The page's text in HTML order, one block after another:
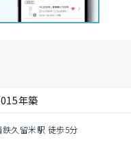
年築
久留米駅 徒歩5分